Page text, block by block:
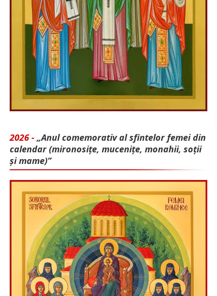
2026 - „Anul comemorativ al sfintelor femei din
calendar (mironosițe, mu­cenițe, monahii, soții
și mame)”